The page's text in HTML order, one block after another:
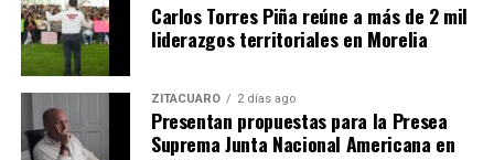
Diputada Giulianna Bugarini
asume la coordinación de
Morena en el Congreso de
Michoacán
16 junio, 2026
En "Política"
Giulianna Bugarini:
Ciberacoso tipificado como
26 noviembre, 2025
En "Congreso"
Carlos Torres Piña reúne a más de 2 mil
liderazgos territoriales en Morelia
ZITÁCUARO 2 días ago
Presentan propuestas para la Presea
Suprema Junta Nacional Americana en